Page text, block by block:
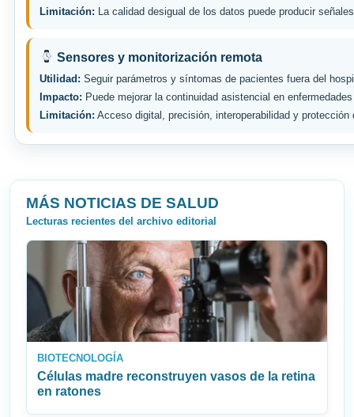
Limitación: La calidad desigual de los datos puede producir
Sensores y monitorización remota
Utilidad: Seguir parámetros y síntomas de pacientes fuera del
Impacto: Puede mejorar la continuidad asistencial en
Limitación: Acceso digital, precisión, interoperabilidad y
MÁS NOTICIAS DE SALUD
Lecturas recientes del archivo editorial
BIOTECNOLOGÍA
Células madre reconstruyen vasos de la retina
en ratones